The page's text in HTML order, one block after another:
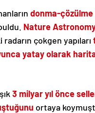
donma-
Nature
çokgen yapıları
yatay olarak
3 milyar yıl önce
ortaya